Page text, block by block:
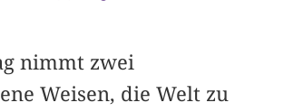
nimmt zwei
Weisen, die Welt zu